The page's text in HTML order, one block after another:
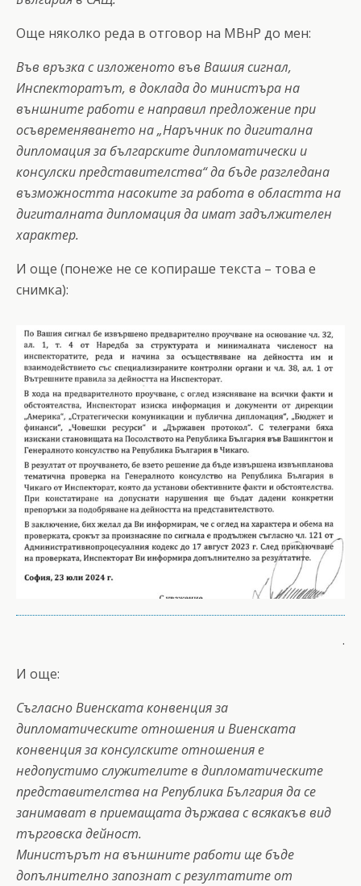
Още няколко реда в отговор на МВнР до мен:
Във връзка с изложеното във Вашия сигнал,
Инспекторатът, в доклада до министъра на
външните работи е направил предложение при
осъвременяването на „Наръчник по дигитална
дипломация за българските дипломатически и
консулски представителства“ да бъде разгледана
възможността насоките за работа в областта на
дигиталната дипломация да имат задължителен
характер.
И още (понеже не се копираше текста – това е
снимка):
.
И още:
Съгласно Виенската конвенция за
дипломатическите отношения и Виенската
конвенция за консулските отношения е
недопустимо служителите в дипломатическите
представителства на Република България да се
занимават в приемащата държава с всякакъв вид
търговска дейност.
Министърът на външните работи ще бъде
допълнително запознат с резултатите от